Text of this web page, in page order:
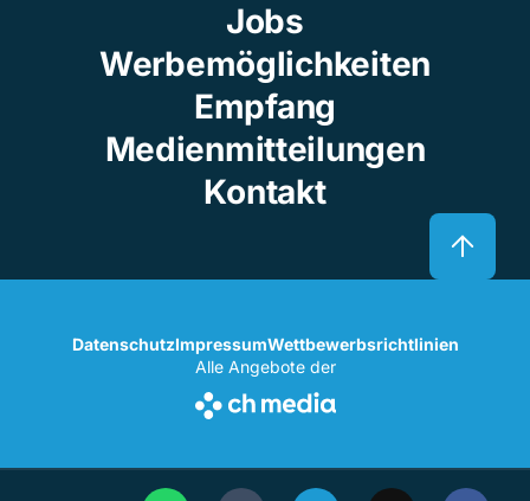
Jobs
Werbemöglichkeiten
Empfang
Medienmitteilungen
Kontakt
DatenschutzImpressumWettbewerbsrichtlinien
Alle Angebote der